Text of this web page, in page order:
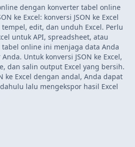
dengan konverter tabel online
ke Excel: konversi JSON ke Excel
edit, dan unduh Excel. Perlu
untuk API, spreadsheet, atau
online ini menjaga data Anda
Untuk konversi JSON ke Excel,
dan salin output Excel yang bersih.
ke Excel dengan andal, Anda dapat
lalu mengekspor hasil Excel